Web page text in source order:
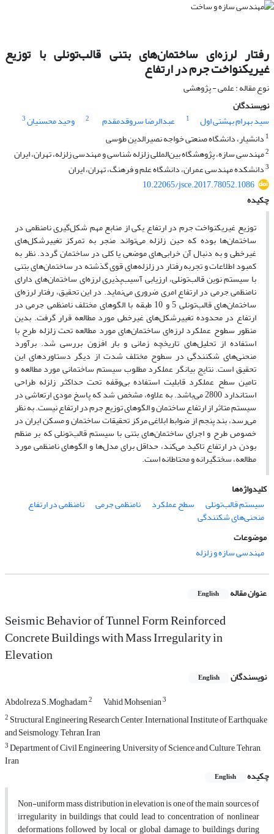
رفتار لرزه‌ای ساختمان‌های بتنی قالب‌تونلی با توزیع
غیریکنواخت جرم در ارتفاع
نوع مقاله : علمی - پژوهشی
نویسندگان
سید بهرام بهشتی اول
1 عبدالرضا سروقدمقدم 2 وحید محسنیان3
1 دانشیار، دانشگاه صنعتی خواجه نصیرالدین طوسی
2مهندسی سازه، پژوهشگاه بین‌المللی زلزله شناسی و مهندسی زلزله، تهران، ایران
3دانشکده مهندسی عمران، دانشگاه علم و فرهنگ، تهران، ایران
10.22065/jsce.2017.78052.1086
چکیده
توزیع غیریکنواخت جرم در ارتفاع یکی از منابع مهم شکل‌گیری نامنظمی در
ساختمان‌ها بوده که حین زلزله می‌تواند منجر به تمرکز تغییرشکل‌های
غیرخطی و به دنبال آن خرابی‌های موضعی یا کلی در ساختمان گردد. نظر به
کمبود اطلاعات و تجربه رفتار در زلزله‌های قوی ﮔﺬشته در ساختمان‌های بتنی
با سیستم نوین قالب‌تونلی، ارزیابی آسیب‌ﭘﺬیری لرزه‌ای ساختمان‌های دارای
نامنظمی جرمی در ارتفاع امری ضروری می‌نماید. در این تحقیق، رفتار لرزه‌ای
ساختمان‌های قالب‌تونلی 5 و 10 طبقه با الگوهای مختلف نامنظمی جرمی در
ارتفاع در محدوده تغییرشکل‌های غیرخطی مورد مطالعه قرار گرفت. بدین
منظور سطوح عملکرد لرزه‌ای ساختمان‌های مورد مطالعه تحت زلزله طرح با
استفاده از تحلیل‌های تاریخچه زمانی و بار افزون بررسی شد. برآورد
منحنی‌های شکنندگی در سطوح مختلف شدت از دیگر دستاوردهای این
تحقیق است. نتایج بیانگر عملکرد مطلوب سیستم ساختمانی مورد مطالعه و
تامین سطح عملکرد قابلیت استفاده بی‌وقفه تحت حداکثر زلزله طراحی
استاندارد 2800 می‌باشد. به علاوه، مشخص شد که پاسخ مودی ارتعاشی در
سیستم متاثر از ارتفاع ساختمان و الگوهای توزیع جرم در ارتفاع نیست. به نظر
می‌رسد، بند پنجم از ضوابط ابلاغی مرکز تحقیقات ساختمان و مسکن ایران در
خصوص طرح و اجرای ساختمان‌های بتنی با سیستم قالب‌تونلی که بر منظم
بودن در ارتفاع تاکید می‌کند، حداقل برای مدل‌ها و الگوهای نامنظمی مورد
مطالعه، سختگیرانه و محتاطانه است.
کلیدواژه‌ها
سیستم قالب‌تونلی
سطح عملکرد نامنظمی جرمی نامنظمی در ارتفاع
منحنی‌های شکنندگی
موضوعات
مهندسی سازه و زلزله
عنوان مقاله English
Seismic Behavior of Tunnel Form Reinforced
Concrete Buildings with Mass Irregularity in
Elevation
نویسندگان English
Abdolreza S.Moghadam2 Vahid Mohsenian3
2 Structural Engineering Research Center, International Institute of Earthquake
and Seismology, Tehran, Iran
3Department of Civil Engineering, University of Science and Culture, Tehran,
Iran
چکیده
English
Non-uniform mass distribution in elevation is one of the main sources of
irregularity in buildings that could lead to concentration of nonlinear
deformations followed by local or global damage to buildings during